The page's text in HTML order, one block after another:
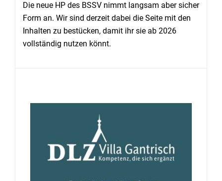
Die neue HP des BSSV nimmt langsam aber sicher
Form an. Wir sind derzeit dabei die Seite mit den
Inhalten zu bestücken, damit ihr sie ab 2026
vollständig nutzen könnt.